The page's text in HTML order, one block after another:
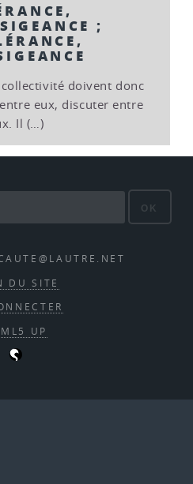
;
doivent donc
eux, discuter entre
Il (…)
OK
DU SITE
UP